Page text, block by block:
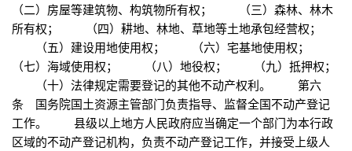
（二）房屋等建筑物、构筑物所有权； （三）森林、林木
所有权； （四）耕地、林地、草地等土地承包经营权；
（五）建设用地使用权； （六）宅基地使用权；
（七）海域使用权； （八）地役权； （九）抵押权；
（十）法律规定需要登记的其他不动产权利。 第六
条 国务院国土资源主管部门负责指导、监督全国不动产登记
工作。 县级以上地方人民政府应当确定一个部门为本行政
区域的不动产登记机构，负责不动产登记工作，并接受上级人